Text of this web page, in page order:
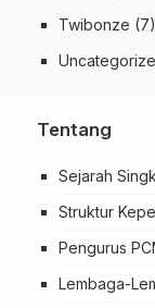
Twibonze (7)
Tentang
Sejarah
Struktur
Pengurus
Lembaga-